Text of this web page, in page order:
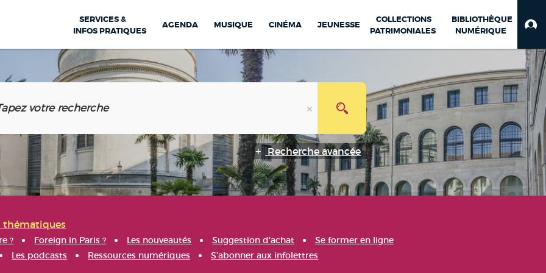
SERVICES &
INFOS PRATIQUES
AGENDA MUSIQUE CINÉMA JEUNESSE
COLLECTIONS
PATRIMONIALES
BIBLIOTHÈQUE
NUMÉRIQUE
Recherche avancée
thématiques
? Foreign in Paris ? Les nouveautés Suggestion d'achat
Se former en ligne
Les podcasts Ressources numériques S'abonner aux infolettres